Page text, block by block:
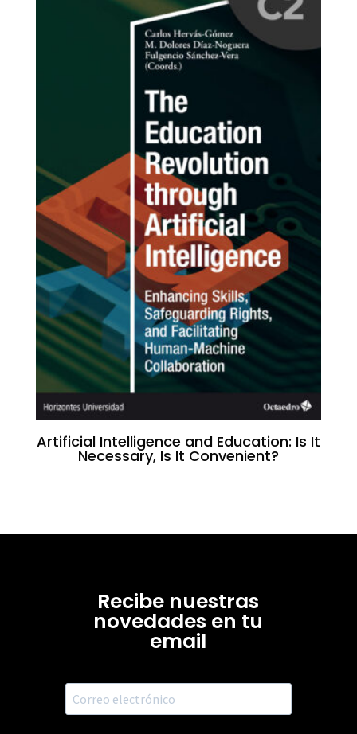
Artificial Intelligence and Education: Is It
Necessary, Is It Convenient?
Recibe nuestras
novedades en tu
email